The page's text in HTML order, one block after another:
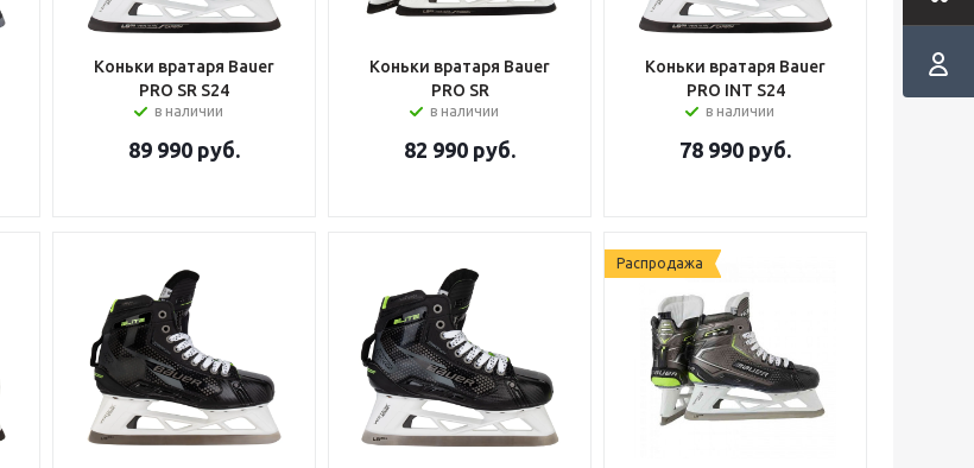
Коньки вратаря Bauer
PRO SR S24
в наличии
89 990 руб.
Коньки вратаря Bauer
PRO SR
в наличии
82 990 руб.
Коньки вратаря Bauer
PRO INT S24
в наличии
78 990 руб.
Распродажа